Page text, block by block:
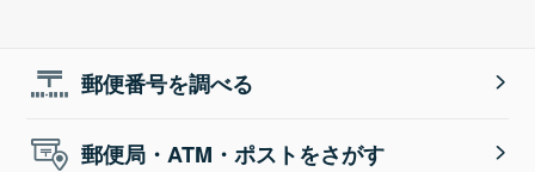
郵便番号を調べる
郵便局・ATM・ポストをさがす